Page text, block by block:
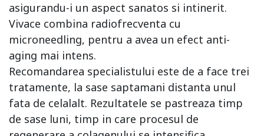
asigurandu-i un aspect sanatos si intinerit.
Vivace combina radiofrecventa cu
microneedling, pentru a avea un efect anti-
aging mai intens.
Recomandarea specialistului este de a face trei
tratamente, la sase saptamani distanta unul
fata de celalalt. Rezultatele se pastreaza timp
de sase luni, timp in care procesul de